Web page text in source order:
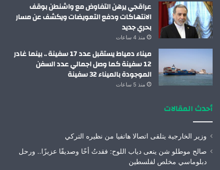
عراقجي يرهن التفاوض مع واشنطن بوقف
الانتهاكات ودفع التعويضات ويكشف عن مسار
بحري جديد
منذ 4 ساعات
ميناء دمياط يستقبل عدد 17 سفينة .. بينما غادر
12 سفينة كما وصل اجمالي عدد السفن
الموجودة بالميناء 32 سفينة
منذ 5 ساعات
أحدث المقالات
وزير الخارجية يتلقى اتصالا هاتفيا من نظيره التركي
صالح موطلو شن ينعى دياب اللوح: فقدتُ أخًا وصديقًا عزيزًا.. ورحل
دبلوماسي مخلص لفلسطين